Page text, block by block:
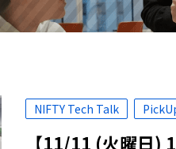
NIFTY Tech Talk
【11/11 (火曜日)